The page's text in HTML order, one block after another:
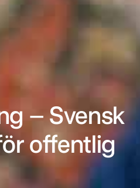
– Svensk
offentlig